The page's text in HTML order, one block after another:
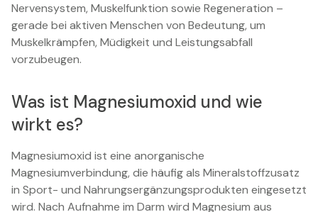
Nervensystem, Muskelfunktion sowie Regeneration –
gerade bei aktiven Menschen von Bedeutung, um
Muskelkrämpfen, Müdigkeit und Leistungsabfall
vorzubeugen.
Was ist Magnesiumoxid und wie
wirkt es?
Magnesiumoxid ist eine anorganische
Magnesiumverbindung, die häufig als Mineralstoffzusatz
in Sport- und Nahrungsergänzungsprodukten eingesetzt
wird. Nach Aufnahme im Darm wird Magnesium aus